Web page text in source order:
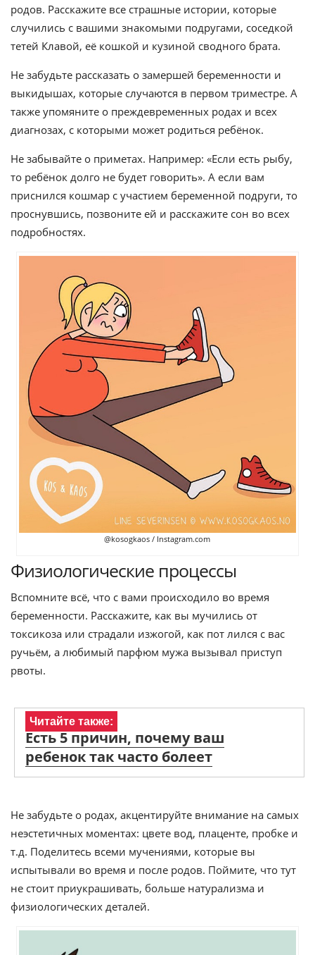
родов. Расскажите все страшные истории, которые
случились с вашими знакомыми подругами, соседкой
тетей Клавой, её кошкой и кузиной сводного брата.
Не забудьте рассказать о замершей беременности и
выкидышах, которые случаются в первом триместре. А
также упомяните о преждевременных родах и всех
диагнозах, с которыми может родиться ребёнок.
Не забывайте о приметах. Например: «Если есть рыбу,
то ребёнок долго не будет говорить». А если вам
приснился кошмар с участием беременной подруги, то
проснувшись, позвоните ей и расскажите сон во всех
подробностях.
@kosogkaos / Instagram.com
Физиологические процессы
Вспомните всё, что с вами происходило во время
беременности. Расскажите, как вы мучились от
токсикоза или страдали изжогой, как пот лился с вас
ручьём, а любимый парфюм мужа вызывал приступ
рвоты.
Читайте также:
Есть 5 причин, почему ваш
ребенок так часто болеет
Не забудьте о родах, акцентируйте внимание на самых
неэстетичных моментах: цвете вод, плаценте, пробке и
т.д. Поделитесь всеми мучениями, которые вы
испытывали во время и после родов. Поймите, что тут
не стоит приукрашивать, больше натурализма и
физиологических деталей.